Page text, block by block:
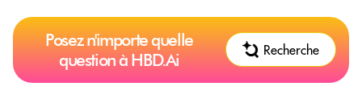
Posez n'importe quelle
question à HBD.Ai
Recherche